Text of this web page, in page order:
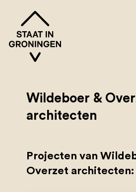
Wildeboer &
architecten
Projecten van
Overzet architecten: